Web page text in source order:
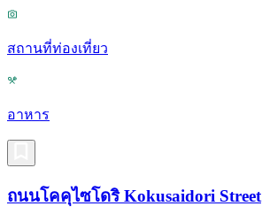
สถานที่ท่องเที่ยว
อาหาร
ถนนโคคุไซโดริ Kokusaidori Street